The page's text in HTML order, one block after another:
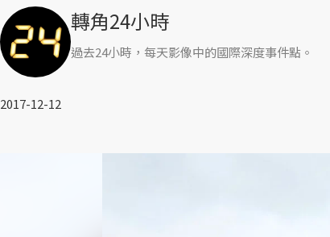
轉角24小時
過去24小時，每天影像中的國際深度事件點。
2017-12-12